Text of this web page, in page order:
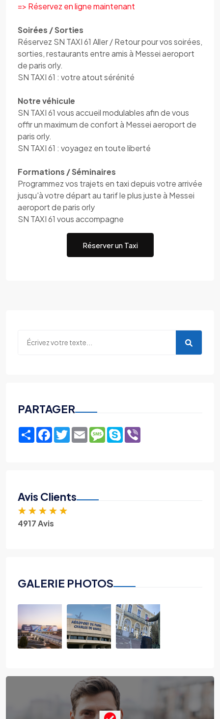
=> Réservez en ligne maintenant
Soirées / Sorties
Réservez SN TAXI 61 Aller / Retour pour vos soirées,
sorties, restaurants entre amis à Messei aeroport
de paris orly.
SN TAXI 61 : votre atout sérénité
Notre véhicule
SN TAXI 61 vous accueil modulables afin de vous
offir un maximum de confort à Messei aeroport de
paris orly.
SN TAXI 61 : voyagez en toute liberté
Formations / Séminaires
Programmez vos trajets en taxi depuis votre arrivée
jusqu'à votre départ au tarif le plus juste à Messei
aeroport de paris orly
SN TAXI 61 vous accompagne
Réserver un Taxi
PARTAGER
ShareFacebook
TwitterEmailMessage
Skype
Avis Clients
★ ★ ★ ★ ★
4917 Avis
GALERIE PHOTOS